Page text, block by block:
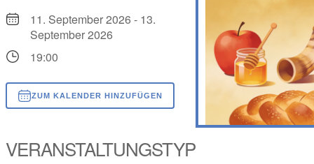
11. September 2026 - 13.
September 2026
19:00
ZUM KALENDER HINZUFÜGEN
Outlook Live
VERANSTALTUNGSTYP